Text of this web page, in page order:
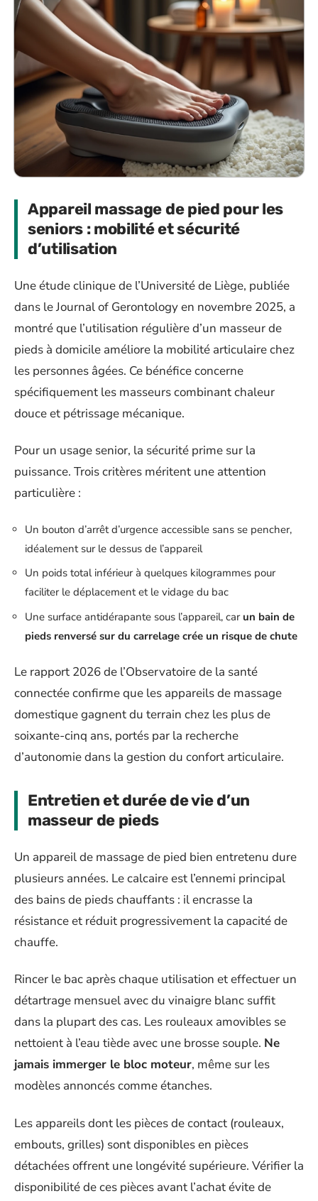
Appareil massage de pied pour les
seniors : mobilité et sécurité
d’utilisation
Une étude clinique de l’Université de Liège, publiée
dans le Journal of Gerontology en novembre 2025, a
montré que l’utilisation régulière d’un masseur de
pieds à domicile améliore la mobilité articulaire chez
les personnes âgées. Ce bénéfice concerne
spécifiquement les masseurs combinant chaleur
douce et pétrissage mécanique.
Pour un usage senior, la sécurité prime sur la
puissance. Trois critères méritent une attention
particulière :
Un bouton d’arrêt d’urgence accessible sans se pencher,
idéalement sur le dessus de l’appareil
Un poids total inférieur à quelques kilogrammes pour
faciliter le déplacement et le vidage du bac
Une surface antidérapante sous l’appareil, car un bain de
pieds renversé sur du carrelage crée un risque de chute
Le rapport 2026 de l’Observatoire de la santé
connectée confirme que les appareils de massage
domestique gagnent du terrain chez les plus de
soixante-cinq ans, portés par la recherche
d’autonomie dans la gestion du confort articulaire.
Entretien et durée de vie d’un
masseur de pieds
Un appareil de massage de pied bien entretenu dure
plusieurs années. Le calcaire est l’ennemi principal
des bains de pieds chauffants : il encrasse la
résistance et réduit progressivement la capacité de
chauffe.
Rincer le bac après chaque utilisation et effectuer un
détartrage mensuel avec du vinaigre blanc suffit
dans la plupart des cas. Les rouleaux amovibles se
nettoient à l’eau tiède avec une brosse souple. Ne
jamais immerger le bloc moteur, même sur les
modèles annoncés comme étanches.
Les appareils dont les pièces de contact (rouleaux,
embouts, grilles) sont disponibles en pièces
détachées offrent une longévité supérieure. Vérifier la
disponibilité de ces pièces avant l’achat évite de